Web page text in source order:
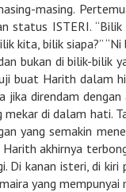
masing.
status ISTERI. “Bilik
kita, bilik siapa?”
bukan di bilik-bilik
buat Harith dalam
direndam
mekar di dalam hati.
yang semakin
akhirnya
Di kanan isteri, di kiri
yang mempunyai